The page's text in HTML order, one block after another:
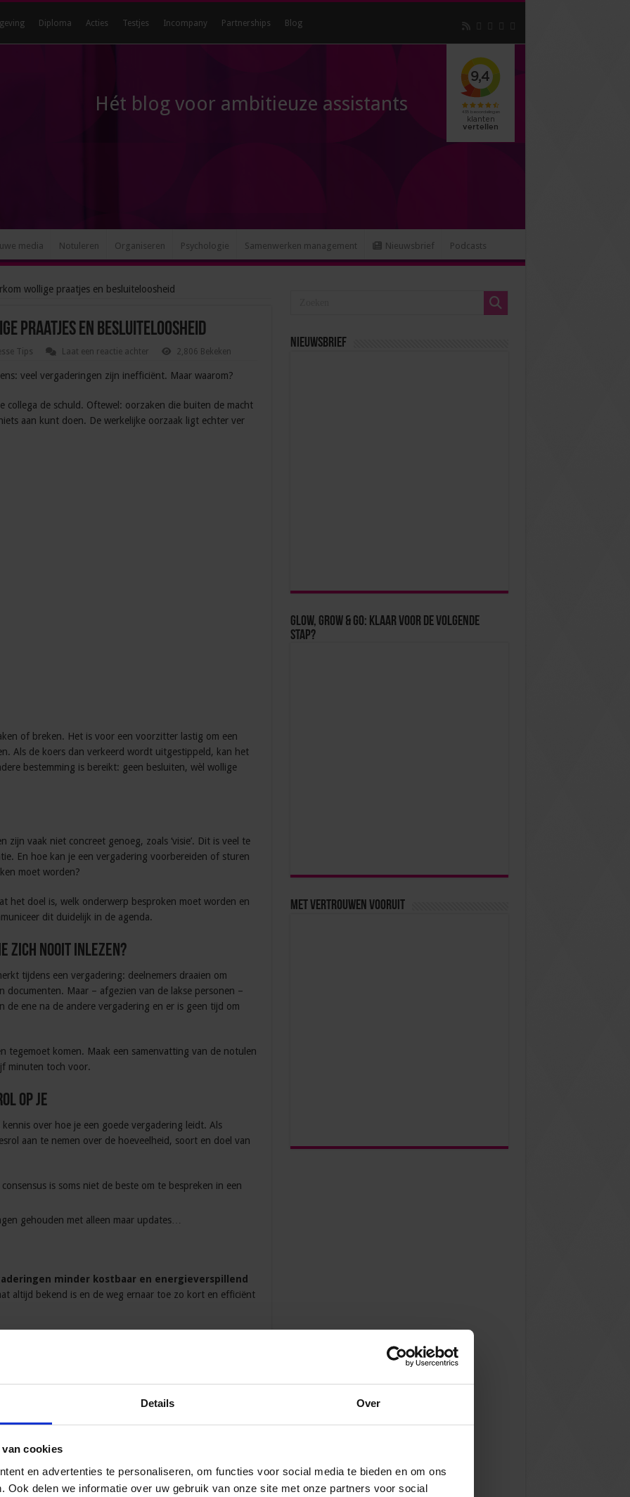
Details Over
cookies
en advertenties te personaliseren, om functies voor social media te bieden en om ons
Ook delen we informatie over uw gebruik van onze site met onze partners voor social
Diploma Acties Testjes Incompany Partnerships Blog
Hét blog voor ambitieuze assistants
media Notuleren Organiseren Psychologie Samenwerken management Nieuwsbrief Podcasts
wollige praatjes en besluiteloosheid
praatjes en besluiteloosheid
Tips Laat een reactie achter 2,806 Bekeken
veel vergaderingen zijn inefficiënt. Maar waarom?
de schuld. Oftewel: oorzaken die buiten de macht
aan kunt doen. De werkelijke oorzaak ligt echter ver
of breken. Het is voor een voorzitter lastig om een
Als de koers dan verkeerd wordt uitgestippeld, kan het
bestemming is bereikt: geen besluiten, wèl wollige
vaak niet concreet genoeg, zoals ‘visie’. Dit is veel te
En hoe kan je een vergadering voorbereiden of sturen
moet worden?
het doel is, welk onderwerp besproken moet worden en
dit duidelijk in de agenda.
zich nooit inlezen?
tijdens een vergadering: deelnemers draaien om
documenten. Maar – afgezien van de lakse personen –
de ene na de andere vergadering en er is geen tijd om
tegemoet komen. Maak een samenvatting van de notulen
minuten toch voor.
op je
over hoe je een goede vergadering leidt. Als
aan te nemen over de hoeveelheid, soort en doel van
is soms niet de beste om te bespreken in een
gehouden met alleen maar updates…
minder kostbaar en energieverspillend
altijd bekend is en de weg ernaar toe zo kort en efficiënt
je
een
in
sluit
Nieuwsbrief
Glow, Grow & Go: klaar voor de volgende
stap?
Met vertrouwen vooruit